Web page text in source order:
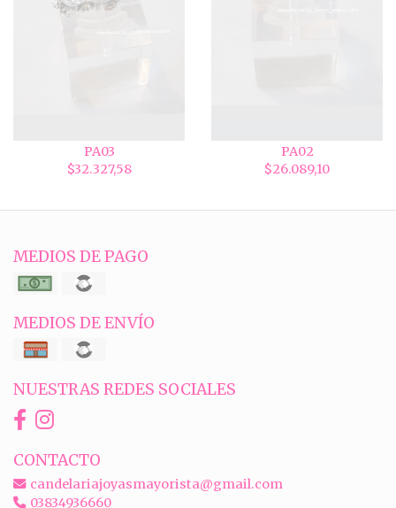
PA03
$32.327,58
PA02
$26.089,10
MEDIOS DE PAGO
MEDIOS DE ENVÍO
NUESTRAS REDES SOCIALES
CONTACTO
candelariajoyasmayorista@gmail.com
03834936660